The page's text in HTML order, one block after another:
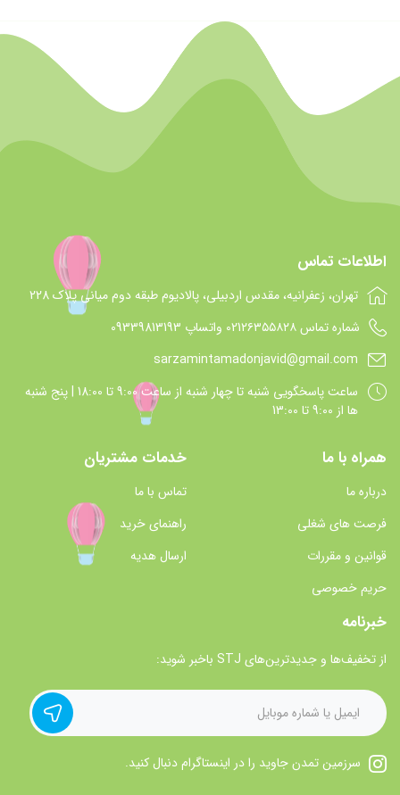
اطلاعات تماس
تهران، زعفرانیه، مقدس اردبیلی، پالادیوم طبقه دوم میانی پلاک 228
شماره تماس 021۲۶۳۵۵۸۲۸ واتساپ 09339813193
sarzamintamadonjavid@gmail.com
ساعت پاسخگويي شنبه تا چهار شنبه از ساعت 9:00 تا 18:00 | پنج شنبه
ها از 9:00 تا 13:00
همراه با ما
درباره ما
فرصت های شغلی
قوانین و مقررات
حریم خصوصی
خدمات مشتریان
تماس با ما
راهنمای خرید
ارسال هدیه
خبرنامه
از تخفیف‌ها و جدیدترین‌های STJ باخبر شوید:
سرزمین تمدن جاوید را در اینستاگرام دنبال کنید.